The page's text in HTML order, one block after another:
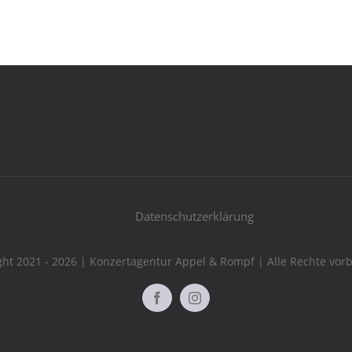
Datenschutzerklärung
2021 - 2026 | Konzertagentur Appel & Rompf | Alle Rechte